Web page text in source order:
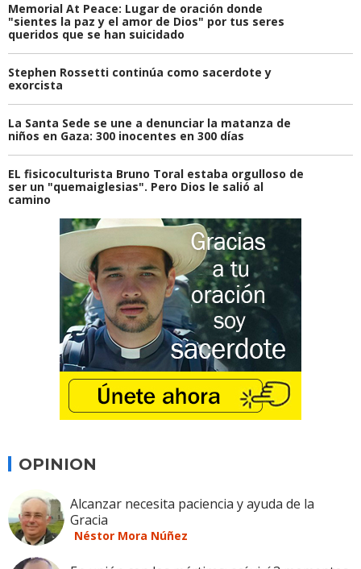
Memorial At Peace: Lugar de oración donde
"sientes la paz y el amor de Dios" por tus seres
queridos que se han suicidado
Stephen Rossetti continúa como sacerdote y
exorcista
La Santa Sede se une a denunciar la matanza de
niños en Gaza: 300 inocentes en 300 días
EL fisicoculturista Bruno Toral estaba orgulloso de
ser un "quemaiglesias". Pero Dios le salió al
camino
OPINION
Alcanzar necesita paciencia y ayuda de la
Gracia
Néstor Mora Núñez